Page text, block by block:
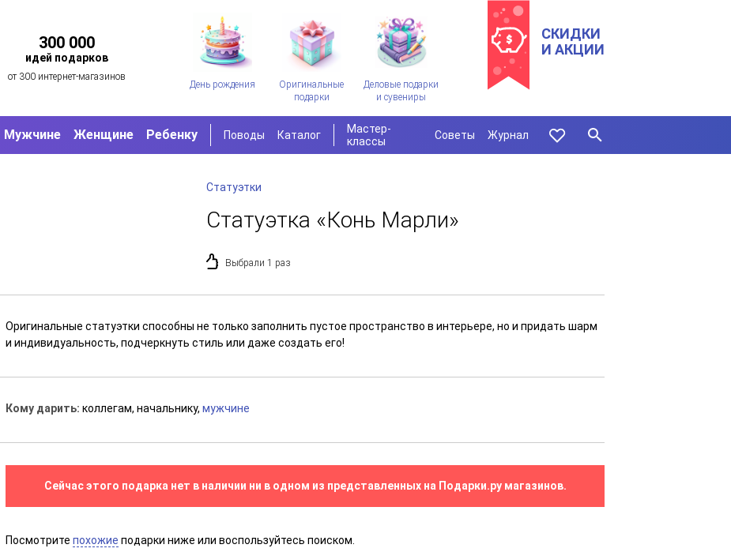
300 000
идей подарков
от 300 интернет-магазинов
День рождения
Оригинальные
подарки
Деловые подарки
и сувениры
СКИДКИ
И АКЦИИ
Мужчине Женщине Ребенку Поводы Каталог
Мастер-
классы
Советы Журнал
Статуэтки
Статуэтка «Конь Марли»
Выбрали 1 раз
Оригинальные статуэтки способны не только заполнить пустое пространство в интерьере, но и придать шарм
и индивидуальность, подчеркнуть стиль или даже создать его!
Кому дарить:коллегам, начальнику,мужчине
Сейчас этого подарка нет в наличии ни в одном из представленных на Подарки.ру магазинов.
Посмотритепохожие подарки ниже или воспользуйтесь поиском.